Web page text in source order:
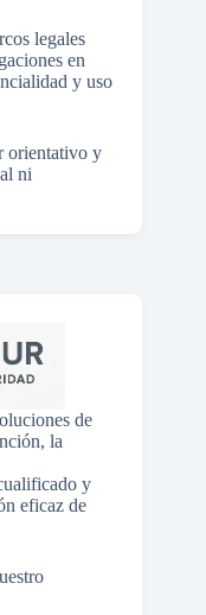
legales
en
y uso
orientativo y
ni
de
la
y
eficaz de